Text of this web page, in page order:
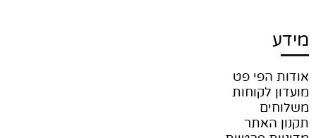
מידע
אודות הפי פט
מועדון לקוחות
משלוחים
תקנון האתר